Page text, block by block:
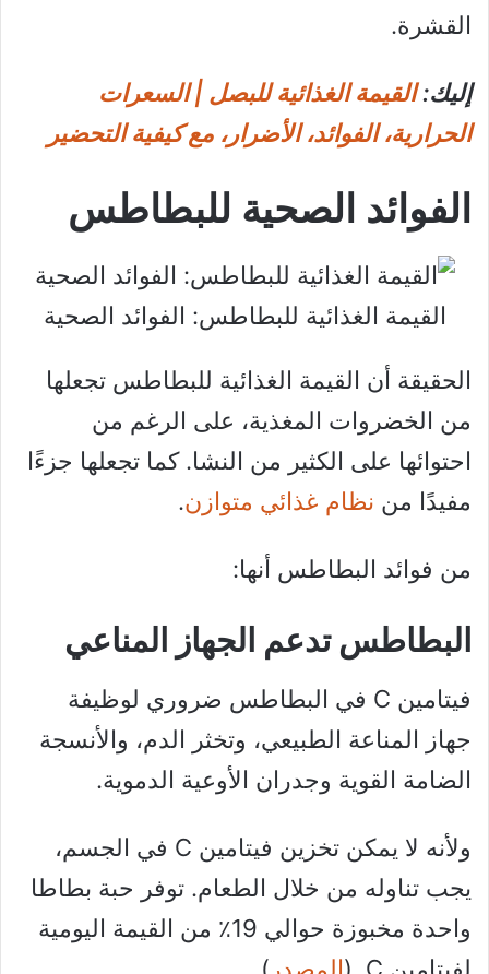
القشرة.
إليك: القيمة الغذائية للبصل | السعرات
الحرارية، الفوائد، الأضرار، مع كيفية التحضير
الفوائد الصحية للبطاطس
القيمة الغذائية للبطاطس: الفوائد الصحية
الحقيقة أن القيمة الغذائية للبطاطس تجعلها
من الخضروات المغذية، على الرغم من
احتوائها على الكثير من النشا. كما تجعلها جزءًا
مفيدًا من نظام غذائي متوازن.
من فوائد البطاطس أنها:
البطاطس تدعم الجهاز المناعي
فيتامين C في البطاطس ضروري لوظيفة
جهاز المناعة الطبيعي، وتخثر الدم، والأنسجة
الضامة القوية وجدران الأوعية الدموية.
ولأنه لا يمكن تخزين فيتامين C في الجسم،
يجب تناوله من خلال الطعام. توفر حبة بطاطا
واحدة مخبوزة حوالي 19٪ من القيمة اليومية